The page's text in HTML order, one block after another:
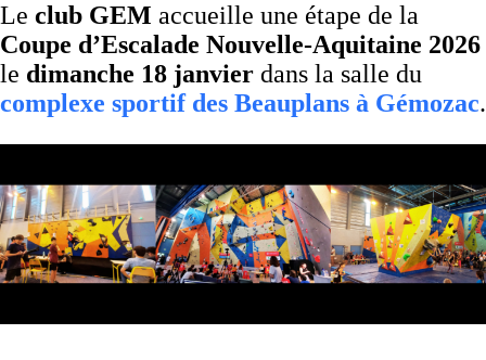
Le club GEM accueille une étape de la
Coupe d’Escalade Nouvelle-Aquitaine 2026
le dimanche 18 janvier dans la salle du
complexe sportif des Beauplans à Gémozac.